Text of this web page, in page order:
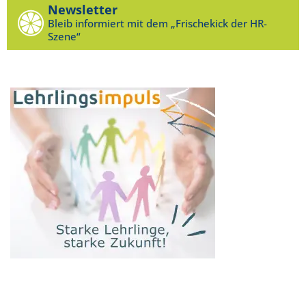
Newsletter
Bleib informiert mit dem „Frischekick der HR-
Szene“